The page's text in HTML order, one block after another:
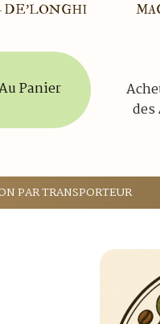
DE’LONGHI
Panier
des
PAR TRANSPORTEUR